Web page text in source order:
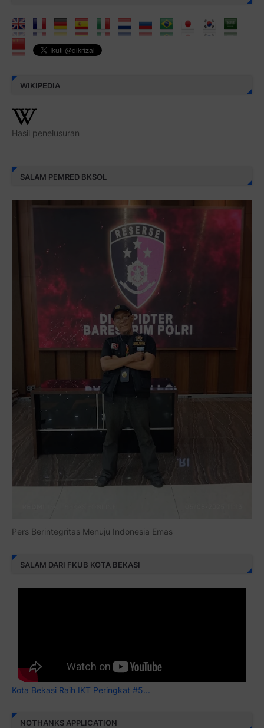
WIKIPEDIA
Hasil penelusuran
SALAM PEMRED BKSOL
Pers Berintegritas Menuju Indonesia Emas
SALAM DARI FKUB KOTA BEKASI
Kota Bekasi Raih IKT Peringkat #5...
NOTHANKS APPLICATION